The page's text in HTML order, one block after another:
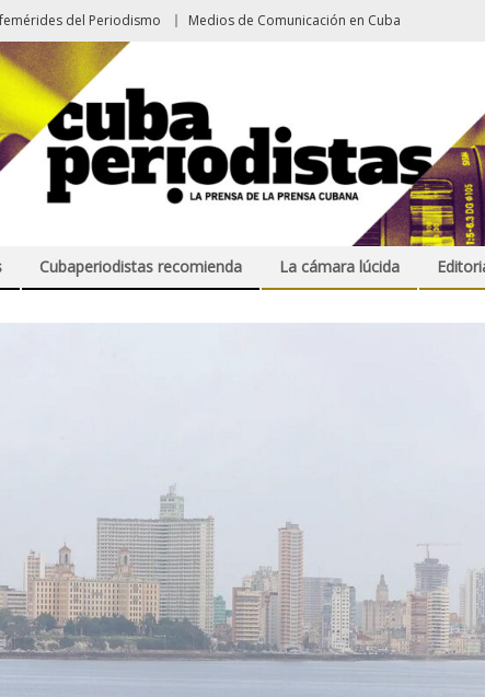
del Periodismo Medios de Comunicación en Cuba
Cubaperiodistas recomienda La cámara lúcida